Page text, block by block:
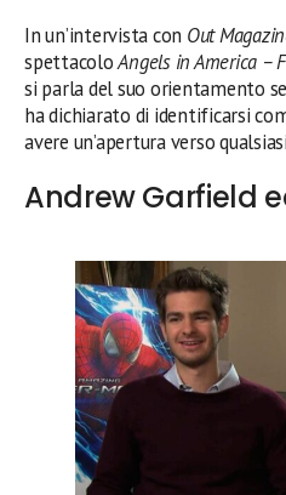
In un’intervista con Out
spettacoloAngels in America –
si parla del suo orientamento
ha dichiarato di identificarsi
avere un’apertura verso
Andrew Garfield